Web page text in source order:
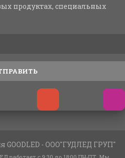
продуктах, специальных
GOODLED - ООО"ГУДЛЕД ГРУП"